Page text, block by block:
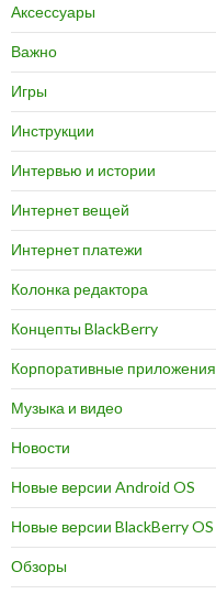
Аксессуары
Важно
Игры
Инструкции
Интервью и истории
Интернет вещей
Интернет платежи
Колонка редактора
Концепты BlackBerry
Корпоративные приложения
Музыка и видео
Новости
Новые версии Android OS
Новые версии BlackBerry OS
Обзоры